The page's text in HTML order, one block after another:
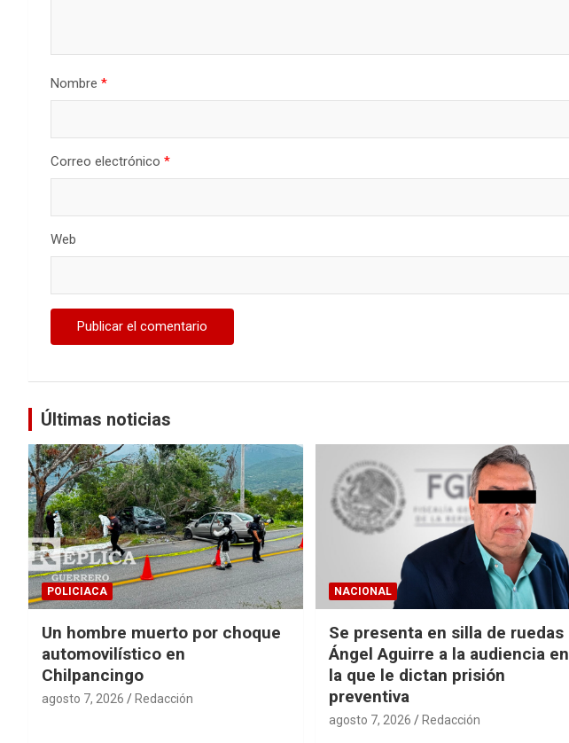
Nombre *
Correo electrónico *
Web
Últimas noticias
POLICIACA
Un hombre muerto por choque
automovilístico en
Chilpancingo
agosto 7, 2026 Redacción
NACIONAL
Se presenta en silla de ruedas
Ángel Aguirre a la audiencia en
la que le dictan prisión
preventiva
agosto 7, 2026 Redacción